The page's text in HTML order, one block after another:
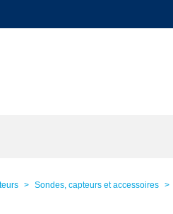
Sondes, capteurs et accessoires